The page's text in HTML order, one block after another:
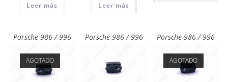
Leer más Leer más
Porsche 986 / 996
AGOTADO
Porsche 986 / 996 Porsche 986 / 996
AGOTADO